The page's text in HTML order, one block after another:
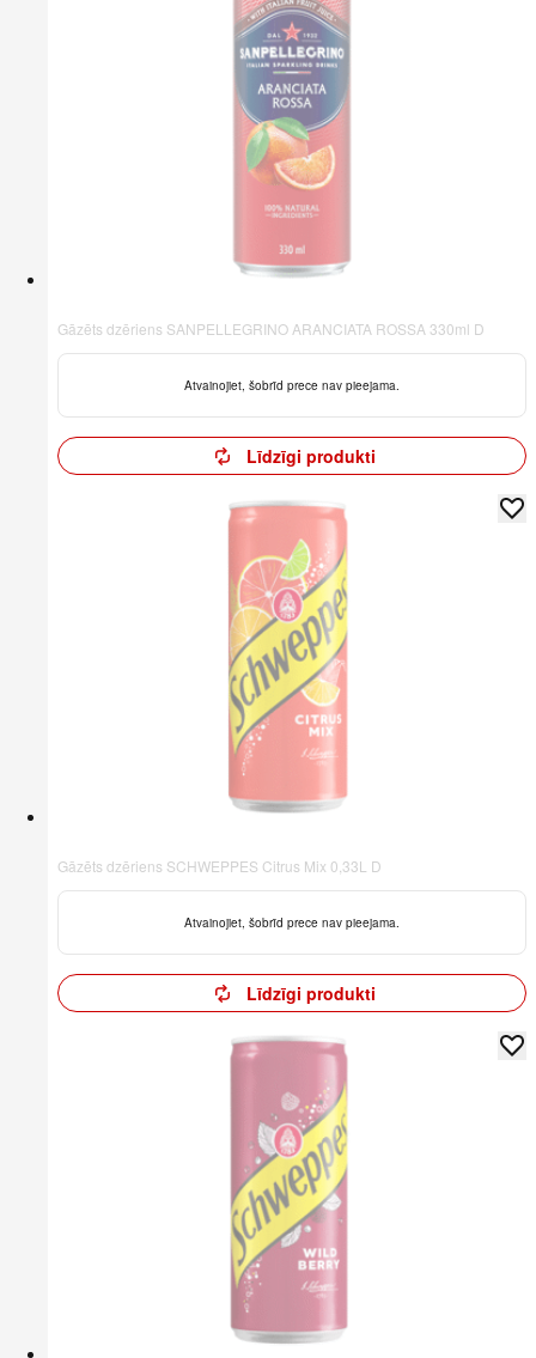
Gāzēts dzēriens SANPELLEGRINO ARANCIATA ROSSA 330ml D
Atvainojiet, šobrīd prece nav pieejama.
Līdzīgi produkti
Gāzēts dzēriens SCHWEPPES Citrus Mix 0,33L D
Atvainojiet, šobrīd prece nav pieejama.
Līdzīgi produkti